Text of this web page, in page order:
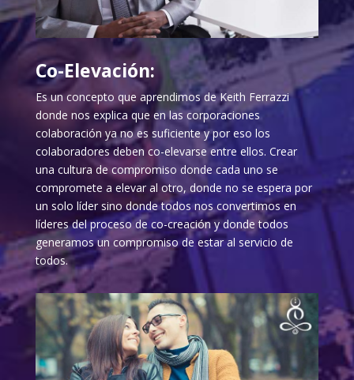
Co-Elevación:
Es un concepto que aprendimos de Keith Ferrazzi
donde nos explica que en las corporaciones
colaboración ya no es suficiente y por eso los
colaboradores deben co-elevarse entre ellos. Crear
una cultura de compromiso donde cada uno se
compromete a elevar al otro, donde no se espera por
un solo líder sino donde todos nos convertimos en
líderes del proceso de co-creación y donde todos
generamos un compromiso de estar al servicio de
todos.